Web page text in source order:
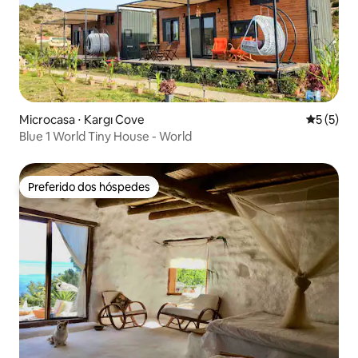
Microcasa ⋅ Kargı Cove 5 de
5 (5)
Blue 1 World Tiny House - World
Preferido dos hóspedes
Preferido dos hóspedes